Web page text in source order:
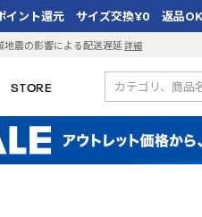
イント還元 サイズ交換¥0 返品OK
地震の影響による配送遅延詳細
STORE